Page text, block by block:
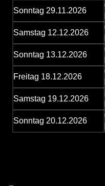
Sonntag 29.11.2026
Samstag 12.12.2026
Sonntag 13.12.2026
Freitag 18.12.2026
Samstag 19.12.2026
Sonntag 20.12.2026